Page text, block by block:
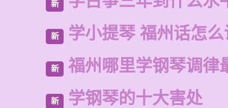
新
新 学小提琴 福州话怎
新 福州哪里学钢琴调律
新 学钢琴的十大害处